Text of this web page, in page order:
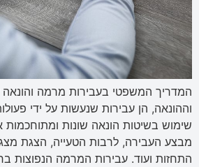
המדריך המשפטי בעבירות מרמה
וההונאה, הן עבירות שנעשות על ידי
שימוש בשיטות הונאה שונות ומתוחכמות
מבצע העבירה, לרבות הטעייה, הצגת מצג
התחזות ועוד. עבירות המרמה הנפוצות